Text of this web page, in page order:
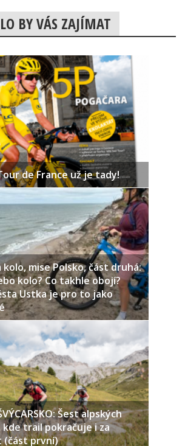
BY VÁS ZAJÍMAT
de France už je tady!
kolo, mise Polsko, část druhá:
kolo? Co takhle obojí?
Ustka je pro to jako
Šest alpských
trail pokračuje i za
(část první)